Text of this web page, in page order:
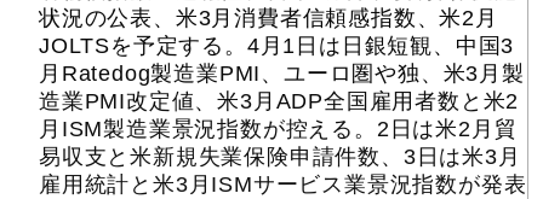
状況の公表、米3月消費者信頼感指数、米2月
JOLTSを予定する。4月1日は日銀短観、中国3
月Ratedog製造業PMI、ユーロ圏や独、米3月製
造業PMI改定値、米3月ADP全国雇用者数と米2
月ISM製造業景況指数が控える。2日は米2月貿
易収支と米新規失業保険申請件数、3日は米3月
雇用統計と米3月ISMサービス業景況指数が発表